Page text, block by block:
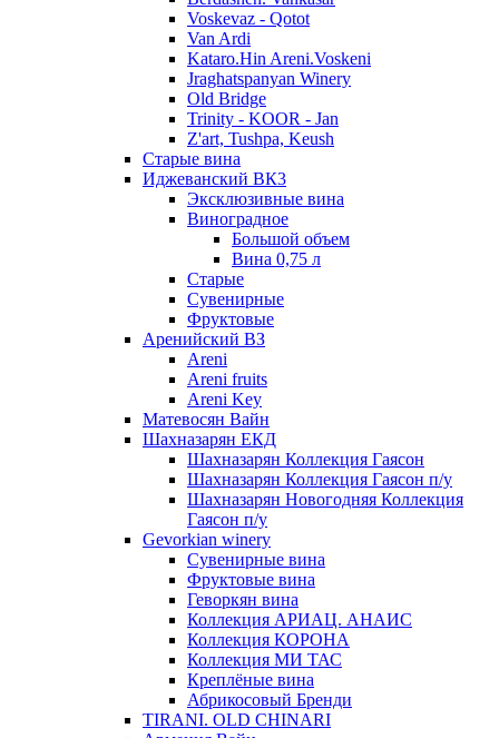
Voskevaz - Qotot
Van Ardi
Kataro.Hin Areni.Voskeni
Jraghatspanyan Winery
Old Bridge
Trinity - KOOR - Jan
Z'art, Tushpa, Keush
Старые вина
Иджеванский ВК3
Эксклюзивные вина
Виноградное
Большой объем
Вина 0,75 л
Старые
Сувенирные
Фруктовые
Аренийский ВЗ
Areni
Areni fruits
Areni Key
Матевосян Вайн
Шахназарян ЕКД
Шахназарян Коллекция Гаясон
Шахназарян Коллекция Гаясон п/у
Шахназарян Новогодняя Коллекция
Гаясон п/у
Gevorkian winery
Сувенирные вина
Фруктовые вина
Геворкян вина
Коллекция АРИАЦ. АНАИС
Коллекция КОРОНА
Коллекция МИ ТАС
Креплёные вина
Абрикосовый Бренди
TIRANI. OLD CHINARI